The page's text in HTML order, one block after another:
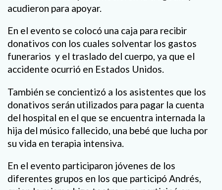
acudieron para apoyar.
En el evento se colocó una caja para recibir
donativos con los cuales solventar los gastos
funerarios y el traslado del cuerpo, ya que el
accidente ocurrió en Estados Unidos.
También se concientizó a los asistentes que los
donativos serán utilizados para pagar la cuenta
del hospital en el que se encuentra internada la
hija del músico fallecido, una bebé que lucha por
su vida en terapia intensiva.
En el evento participaron jóvenes de los
diferentes grupos en los que participó Andrés,